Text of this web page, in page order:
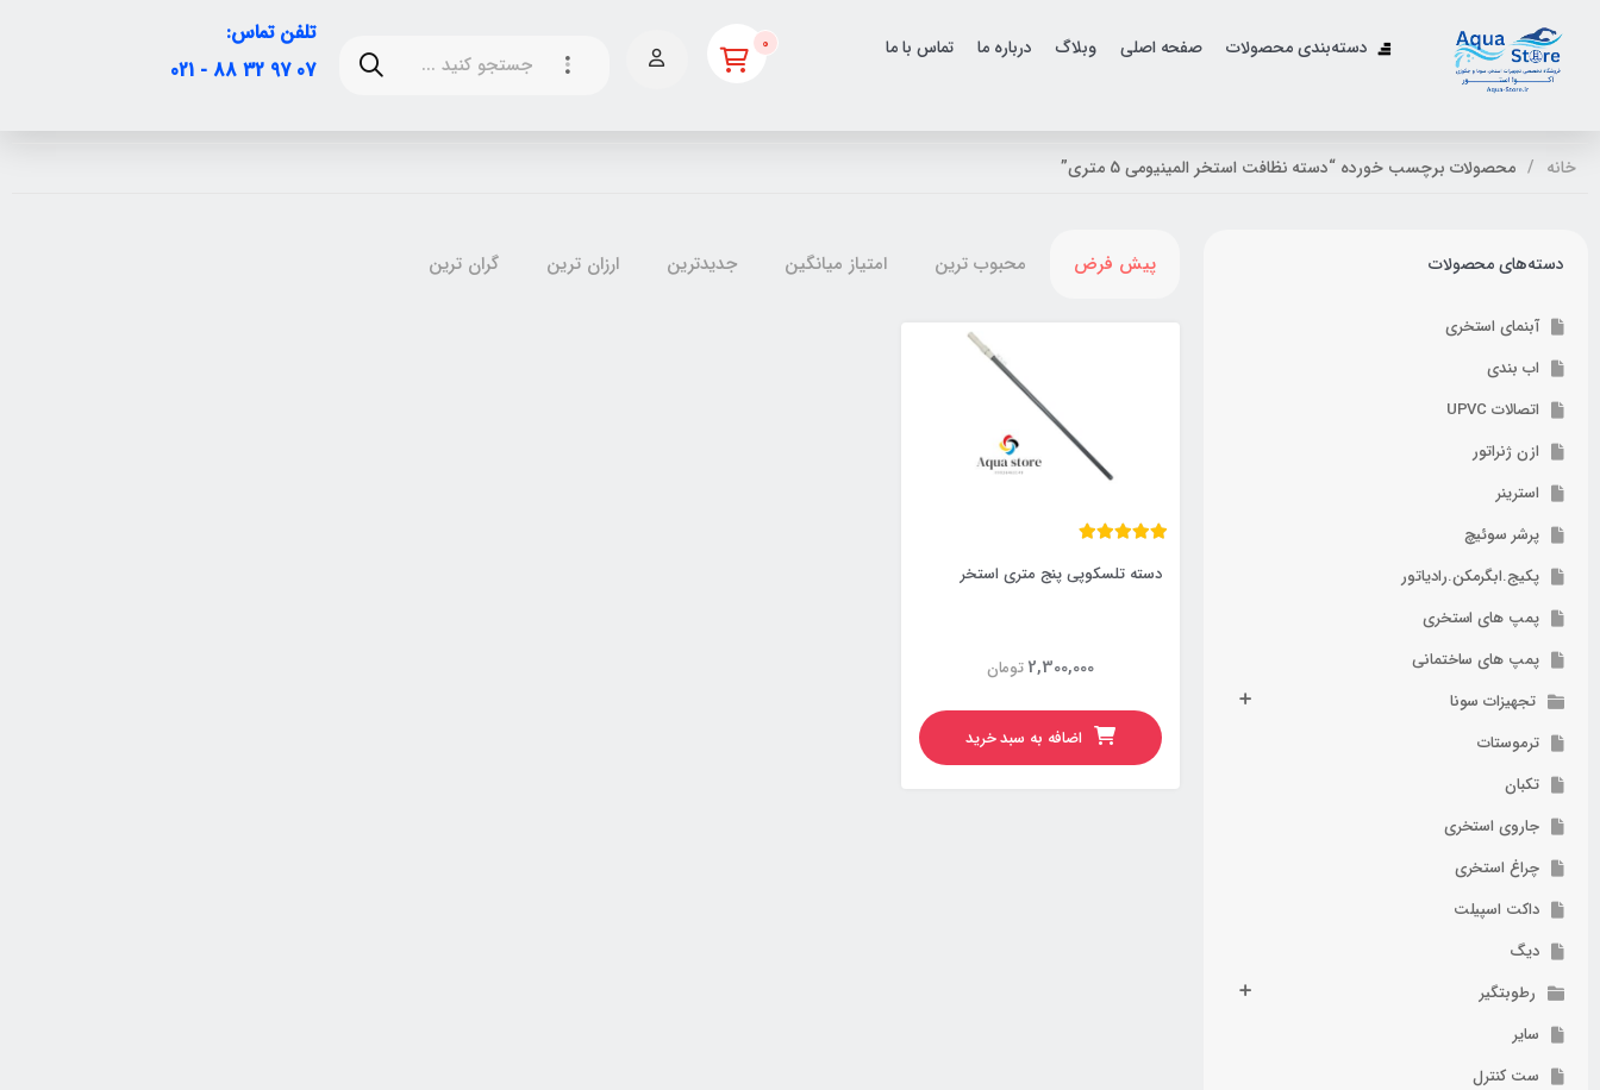
دسته‌بندی محصولات صفحه اصلی وبلاگ درباره ما تماس با ما 0
تلفن تماس:
07 97 32 88 - 021
خانه محصولات برچسب خورده “دسته نظافت استخر المینیومی 5 متری”
دسته‌های محصولات
آبنمای استخری
اب بندی
اتصالات UPVC
ازن ژنراتور
استرینر
پرشر سوئیچ
پکیج.ابگرمکن.رادیاتور
پمپ های استخری
پمپ های ساختمانی
تجهیزات سونا
ترموستات
تکبان
جاروی استخری
چراغ استخری
داکت اسپیلت
دیگ
رطوبتگیر
سایر
ست کنترل
پیش فرض محبوب ترین امتیاز میانگین جدیدترین ارزان ترین گران ترین
دسته تلسکوپی پنج متری استخر
تومان2,300,000
اضافه به سبد خرید